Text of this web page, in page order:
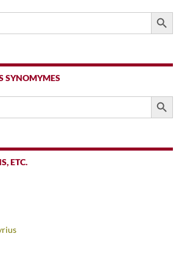
SEARCH
SYNOMYMES
SEARCH
ETC.